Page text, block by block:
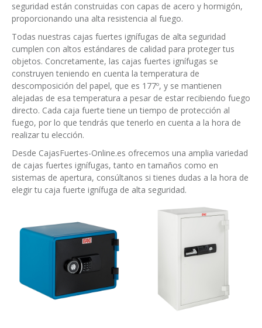
seguridad están construidas con capas de acero y hormigón,
proporcionando una alta resistencia al fuego.
Todas nuestras cajas fuertes ignífugas de alta seguridad
cumplen con altos estándares de calidad para proteger tus
objetos. Concretamente, las cajas fuertes ignífugas se
construyen teniendo en cuenta la temperatura de
descomposición del papel, que es 177º, y se mantienen
alejadas de esa temperatura a pesar de estar recibiendo fuego
directo. Cada caja fuerte tiene un tiempo de protección al
fuego, por lo que tendrás que tenerlo en cuenta a la hora de
realizar tu elección.
Desde CajasFuertes-Online.es ofrecemos una amplia variedad
de cajas fuertes ignífugas, tanto en tamaños como en
sistemas de apertura, consúltanos si tienes dudas a la hora de
elegir tu caja fuerte ignífuga de alta seguridad.